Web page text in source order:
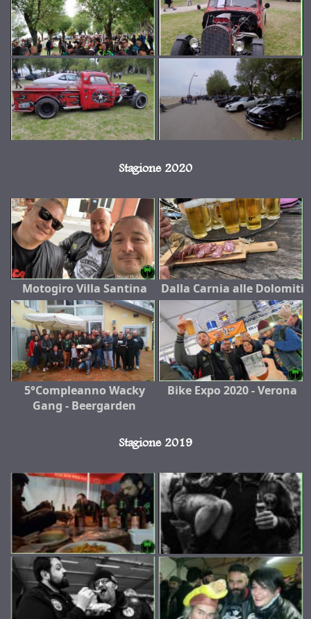
Stagione 2020
Motogiro Villa Santina Dalla Carnia alle Dolomiti
5°Compleanno Wacky
Gang - Beergarden
Bike Expo 2020 - Verona
Stagione 2019